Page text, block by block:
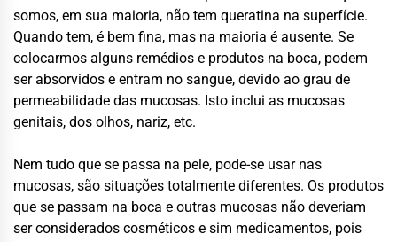
somos, em sua maioria, não tem queratina na superfície.
Quando tem, é bem fina, mas na maioria é ausente. Se
colocarmos alguns remédios e produtos na boca, podem
ser absorvidos e entram no sangue, devido ao grau de
permeabilidade das mucosas. Isto inclui as mucosas
genitais, dos olhos, nariz, etc.
Nem tudo que se passa na pele, pode-se usar nas
mucosas, são situações totalmente diferentes. Os produtos
que se passam na boca e outras mucosas não deveriam
ser considerados cosméticos e sim medicamentos, pois